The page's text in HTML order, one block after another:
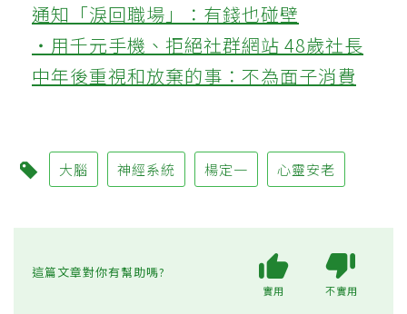
通知「淚回職場」：有錢也碰壁
‧用千元手機、拒絕社群網站 48歲社長
中年後重視和放棄的事：不為面子消費
大腦 神經系統 楊定一 心靈安老
這篇文章對你有幫助嗎?
實用 不實用